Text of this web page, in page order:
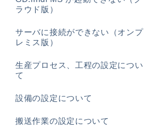
ラウド版）
サーバに接続ができない（オンプ
レミス版）
生産プロセス、工程の設定につい
て
設備の設定について
搬送作業の設定について